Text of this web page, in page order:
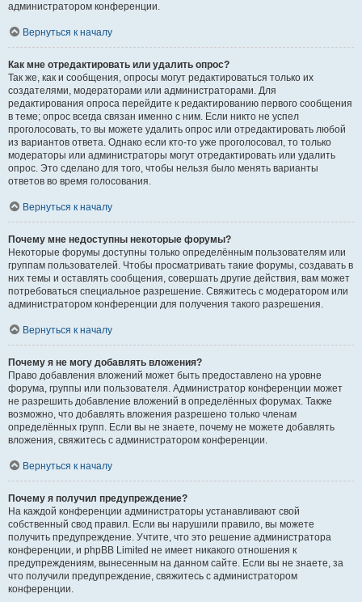
администратором конференции.
Вернуться к началу
Как мне отредактировать или удалить опрос?
Так же, как и сообщения, опросы могут редактироваться только их
создателями, модераторами или администраторами. Для
редактирования опроса перейдите к редактированию первого сообщения
в теме; опрос всегда связан именно с ним. Если никто не успел
проголосовать, то вы можете удалить опрос или отредактировать любой
из вариантов ответа. Однако если кто-то уже проголосовал, то только
модераторы или администраторы могут отредактировать или удалить
опрос. Это сделано для того, чтобы нельзя было менять варианты
ответов во время голосования.
Вернуться к началу
Почему мне недоступны некоторые форумы?
Некоторые форумы доступны только определённым пользователям или
группам пользователей. Чтобы просматривать такие форумы, создавать в
них темы и оставлять сообщения, совершать другие действия, вам может
потребоваться специальное разрешение. Свяжитесь с модератором или
администратором конференции для получения такого разрешения.
Вернуться к началу
Почему я не могу добавлять вложения?
Право добавления вложений может быть предоставлено на уровне
форума, группы или пользователя. Администратор конференции может
не разрешить добавление вложений в определённых форумах. Также
возможно, что добавлять вложения разрешено только членам
определённых групп. Если вы не знаете, почему не можете добавлять
вложения, свяжитесь с администратором конференции.
Вернуться к началу
Почему я получил предупреждение?
На каждой конференции администраторы устанавливают свой
собственный свод правил. Если вы нарушили правило, вы можете
получить предупреждение. Учтите, что это решение администратора
конференции, и phpBB Limited не имеет никакого отношения к
предупреждениям, вынесенным на данном сайте. Если вы не знаете, за
что получили предупреждение, свяжитесь с администратором
конференции.